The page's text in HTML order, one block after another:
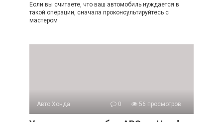
Если вы считаете, что ваш автомобиль нуждается в
такой операции, сначала проконсультируйтесь с
мастером
Авто Хонда 0 56 просмотров